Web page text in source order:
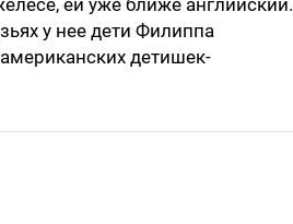
у нее дети Филиппа
детишек-